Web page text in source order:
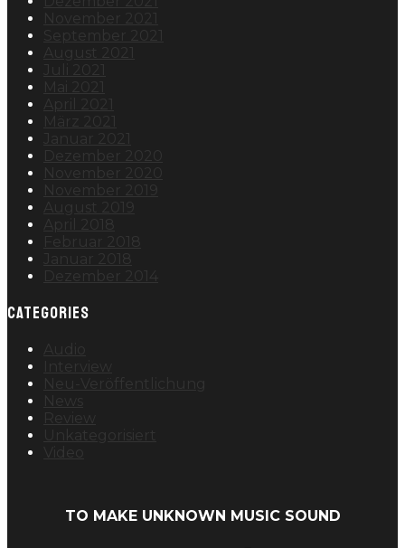
CATEGORIES
TO MAKE UNKNOWN MUSIC SOUND